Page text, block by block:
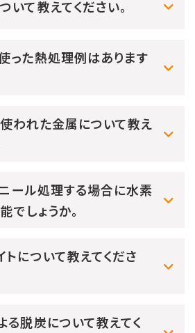
いて教えてください。
った熱処理例はあります
われた金属について教え
ール処理する場合に水素
でしょうか。
トについて教えてくださ
る脱炭について教えてく